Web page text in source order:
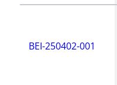
BEI-250402-001